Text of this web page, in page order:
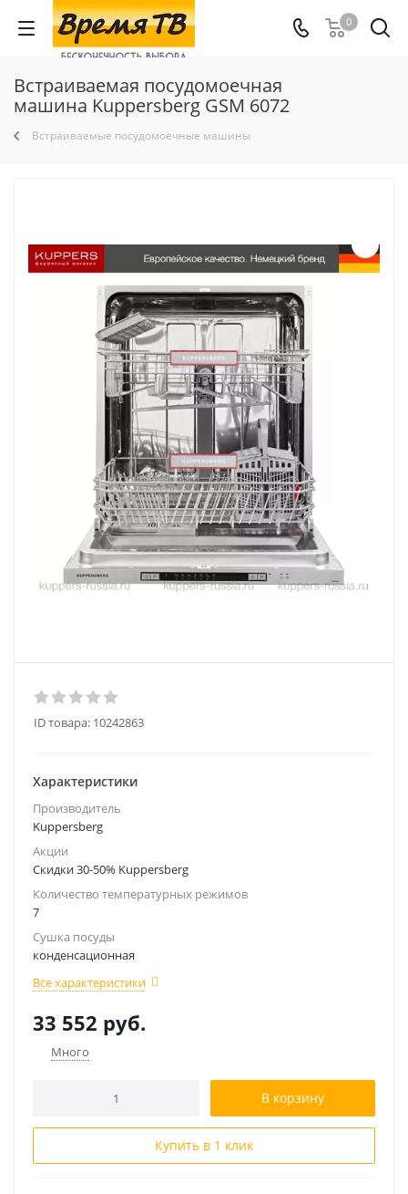
0
Встраиваемая посудомоечная
машина Kuppersberg GSM 6072
Встраиваемые посудомоечные машины
ID товара: 10242863
Характеристики
Производитель
Kuppersberg
Акции
Скидки 30-50% Kuppersberg
Количество температурных режимов
7
Сушка посуды
конденсационная
Все характеристики
33 552 руб.
Много
В корзину
Купить в 1 клик